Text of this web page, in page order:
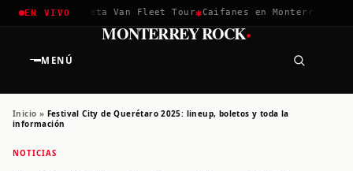
EN VIVO
2026✱Greta Van Fleet Tour✱Caifanes en Monterrey · 12
MENÚ
MONTERREY ROCK·
Inicio » Festival City de Querétaro 2025: lineup, boletos y toda la
información
NOTICIAS